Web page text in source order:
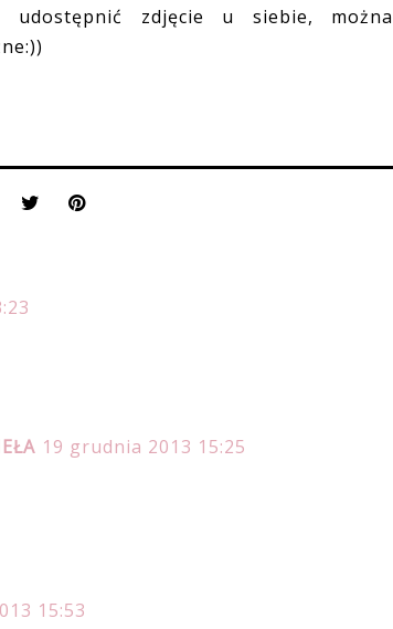
udostępnić zdjęcie u siebie,
19 grudnia 2013 15:25
15:53